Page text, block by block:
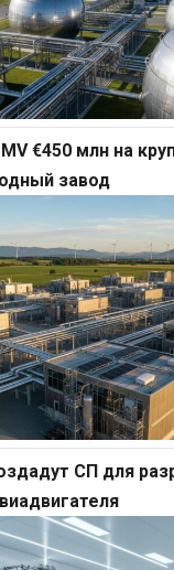
€450 млн на
завод
СП для